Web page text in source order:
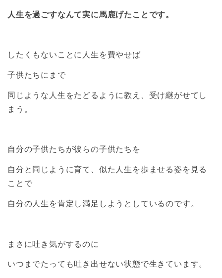
人生を過ごすなんて実に馬鹿げたことです。
したくもないことに人生を費やせば
子供たちにまで
同じような人生をたどるように教え、受け継がせてし
まう。
自分の子供たちが彼らの子供たちを
自分と同じように育て、似た人生を歩ませる姿を見る
ことで
自分の人生を肯定し満足しようとしているのです。
まさに吐き気がするのに
いつまでたっても吐き出せない状態で生きています。